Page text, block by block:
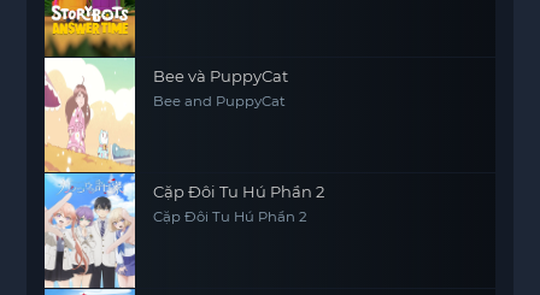
Bee và PuppyCat
Bee and PuppyCat
Cặp Đôi Tu Hú Phần 2
Cặp Đôi Tu Hú Phần 2